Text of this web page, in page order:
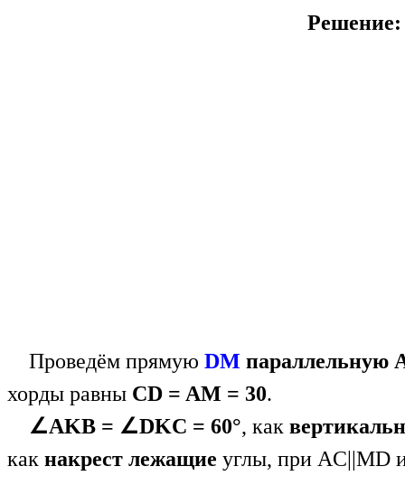
Решение:
Проведём прямую DM параллельную
хорды равны CD = AM = 30.
∠AKB = ∠DKC = 60°, как
как накрест лежащие углы, при AC||MD